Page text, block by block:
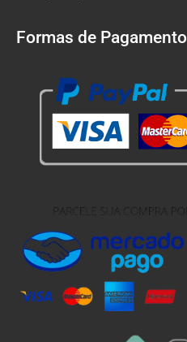
Formas de Pagamento